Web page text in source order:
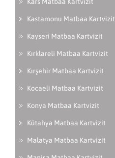
Kars Matbaa Kartvizit
Kastamonu Matbaa Kartvizit
Kayseri Matbaa Kartvizit
Kırklareli Matbaa Kartvizit
Kırşehir Matbaa Kartvizit
Kocaeli Matbaa Kartvizit
Konya Matbaa Kartvizit
Kütahya Matbaa Kartvizit
Malatya Matbaa Kartvizit